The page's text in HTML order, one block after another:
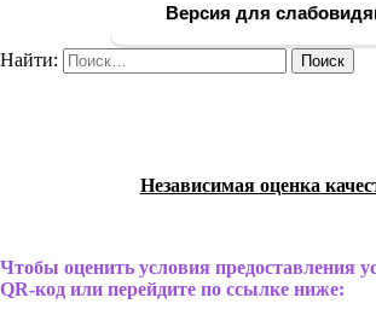
Версия для
Найти:
Независимая оценка
Чтобы оценить условия предоставления
QR-код или перейдите по ссылке ниже: